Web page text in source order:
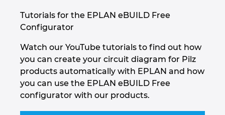
Tutorials for the EPLAN eBUILD Free
Configurator
Watch our YouTube tutorials to find out how
you can create your circuit diagram for Pilz
products automatically with EPLAN and how
you can use the EPLAN eBUILD Free
configurator with our products.